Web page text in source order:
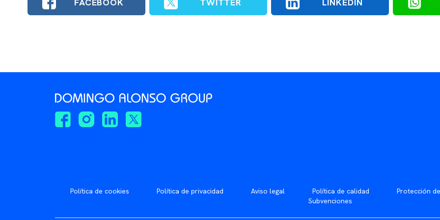
FACEBOOK TWITTER LINKEDIN
Política de cookies Política de privacidad Aviso legal Política de calidad Protección
Subvenciones